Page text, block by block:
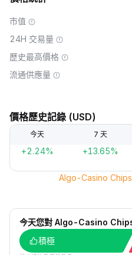
市值
24H 交易量
歷史最高價格
流通供應量
價格歷史記錄 (USD)
今天 7 天
+2.24% +13.65%
Algo-Casino
今天您對 Algo-Casino
積極